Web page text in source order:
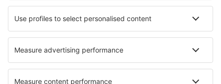
Wizz Air
easyJet
Lufthansa
KLM
O eSky
Všeobecné podmínky